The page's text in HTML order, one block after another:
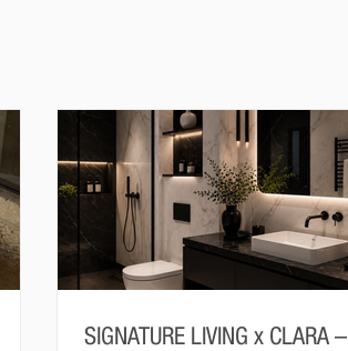
SIGNATURE LIVING x CLARA –